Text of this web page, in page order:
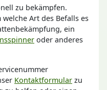
zu bekämpfen.
Art des Befalls es
ein
oder anderes
Kontaktformular zu